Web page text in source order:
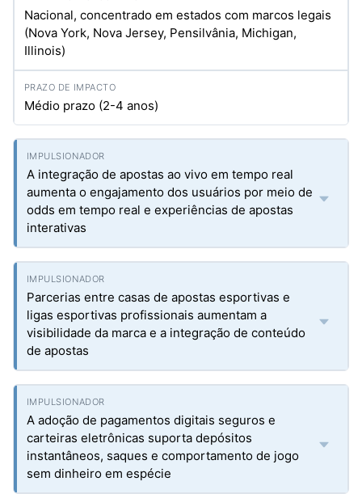
Nacional, concentrado em estados com marcos legais
(Nova York, Nova Jersey, Pensilvânia, Michigan,
Illinois)
Médio prazo (2-4 anos)
A integração de apostas ao vivo em tempo real
aumenta o engajamento dos usuários por meio de
odds em tempo real e experiências de apostas
interativas
Parcerias entre casas de apostas esportivas e
ligas esportivas profissionais aumentam a
visibilidade da marca e a integração de conteúdo
de apostas
A adoção de pagamentos digitais seguros e
carteiras eletrônicas suporta depósitos
instantâneos, saques e comportamento de jogo
sem dinheiro em espécie